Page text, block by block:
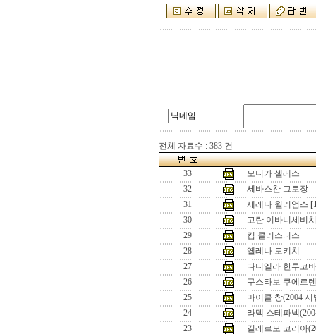
전체 자료수 : 383 건
33
모니카 셀레스
32
세바스찬 그로장
31
세레나 윌리엄스
30
고란 이바니세비치
29
킴 클리스터스
28
옐레나 도키치
27
다니엘라 한투코바
26
구스타보 쿠에르텐
25
마이클 창(2004
24
라덱 스테파넥
23
길레르모 코리아